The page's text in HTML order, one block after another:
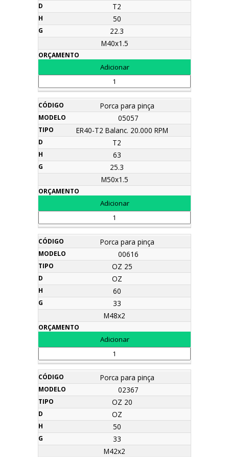
T2
50
22.3
M40x1.5
Porca para pinça
05057
ER40-T2 Balanc. 20.000 RPM
T2
63
25.3
M50x1.5
Porca para pinça
00616
OZ 25
OZ
60
33
M48x2
Porca para pinça
02367
OZ 20
OZ
50
33
M42x2